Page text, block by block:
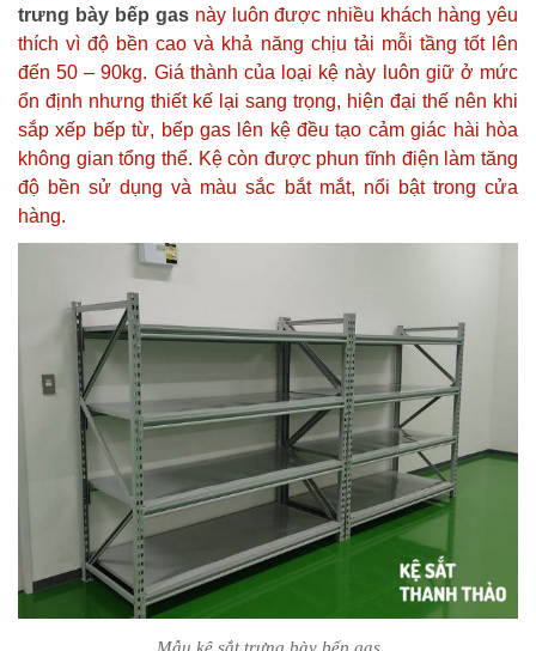
trưng bày bếp gasnày luôn được nhiều khách hàng yêu
thích vì độ bền cao và khả năng chịu tải mỗi tầng tốt lên
đến 50 – 90kg. Giá thành của loại kệ này luôn giữ ở mức
ổn định nhưng thiết kế lại sang trọng, hiện đại thế nên khi
sắp xếp bếp từ, bếp gas lên kệ đều tạo cảm giác hài hòa
không gian tổng thể. Kệ còn được phun tĩnh điện làm tăng
độ bền sử dụng và màu sắc bắt mắt, nổi bật trong cửa
hàng.